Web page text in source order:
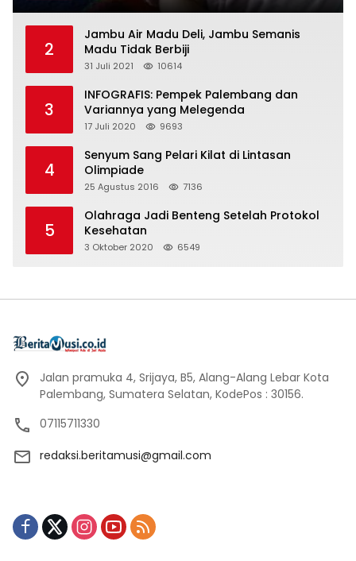
2
Jambu Air Madu Deli, Jambu Semanis
Madu Tidak Berbiji
31 Juli 2021 10614
3
INFOGRAFIS: Pempek Palembang dan
Variannya yang Melegenda
17 Juli 2020 9693
4
Senyum Sang Pelari Kilat di Lintasan
Olimpiade
25 Agustus 2016 7136
5
Olahraga Jadi Benteng Setelah Protokol
Kesehatan
3 Oktober 2020 6549
Jalan pramuka 4, Srijaya, B5, Alang-Alang Lebar Kota
Palembang, Sumatera Selatan, KodePos : 30156.
07115711330
redaksi.beritamusi@gmail.com